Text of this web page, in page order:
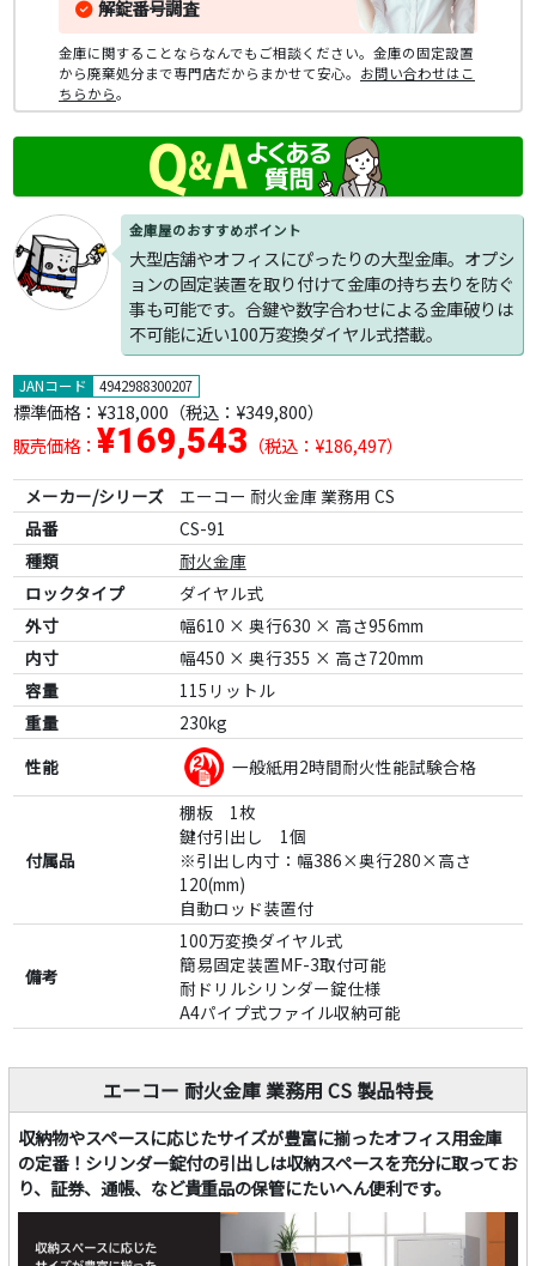
金庫屋のおすすめポイント
大型店舗やオフィスにぴったりの大型金庫。オプシ
ョンの固定装置を取り付けて金庫の持ち去りを防ぐ
事も可能です。合鍵や数字合わせによる金庫破りは
不可能に近い100万変換ダイヤル式搭載。
JANコード 4942988300207
標準価格： ¥318,000 （税込：¥349,800）
販売価格： ¥169,543 （税込：¥186,497）
メーカー/シリーズ
エーコー 耐火金庫 業務用 CS
品番
CS-91
種類
耐火金庫
ロックタイプ
ダイヤル式
外寸
幅610 × 奥行630 × 高さ956mm
内寸
幅450 × 奥行355 × 高さ720mm
容量
115リットル
重量
230kg
性能
一般紙用2時間耐火性能試験合格
付属品
棚板 1枚
鍵付引出し 1個
※引出し内寸：幅386×奥行280×高さ
120(mm)
自動ロッド装置付
備考
100万変換ダイヤル式
簡易固定装置MF-3取付可能
耐ドリルシリンダー錠仕様
A4パイプ式ファイル収納可能
解錠番号調査
金庫に関することならなんでもご相談ください。金庫の固定設置
から廃棄処分まで専門店だからまかせて安心。 お問い合わせはこ
ちらから。
エーコー 耐火金庫 業務用 CS 製品特長
収納物やスペースに応じたサイズが豊富に揃ったオフィス用金庫
の定番！シリンダー錠付の引出しは収納スペースを充分に取ってお
り、証券、通帳、など貴重品の保管にたいへん便利です。